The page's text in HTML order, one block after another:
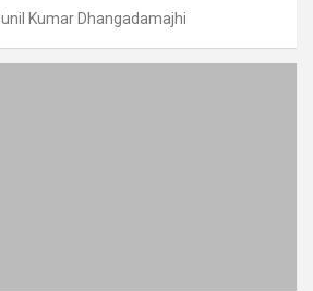
Kumar Dhangadamajhi